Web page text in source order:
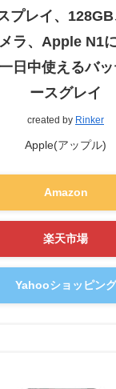
プレイ、
ラ、Apple N1
日中使えるバ
ースグレイ
created by Rinker
Apple(アップル)
Amazon
楽天市場
Yahooショッピング